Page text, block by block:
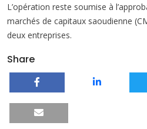
L’opération reste soumise à
marchés de capitaux saoudienne
deux entreprises.
Share